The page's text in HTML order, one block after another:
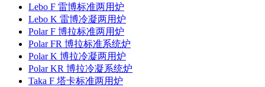
Lebo F 雷博标准两用炉
Lebo K 雷博冷凝两用炉
Polar F 博拉标准两用炉
Polar FR 博拉标准系统炉
Polar K 博拉冷凝两用炉
Polar KR 博拉冷凝系统炉
Taka F 塔卡标准两用炉